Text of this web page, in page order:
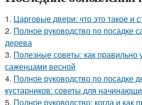
1. Царговые двери: что это такое и
2. Полное руководство по посадке
дерева
3. Полезные советы: как правильно
саженцами весной
4. Полное руководство по посадке
кустарников: советы для
5. Полное руководство: когда и как